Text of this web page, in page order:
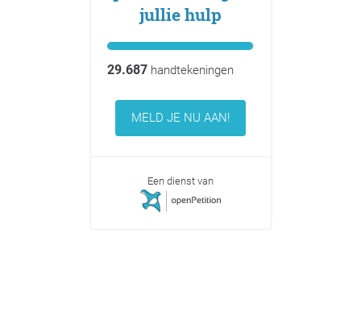
jullie hulp
29.687handtekeningen
MELD JE NU AAN!
Een dienst van